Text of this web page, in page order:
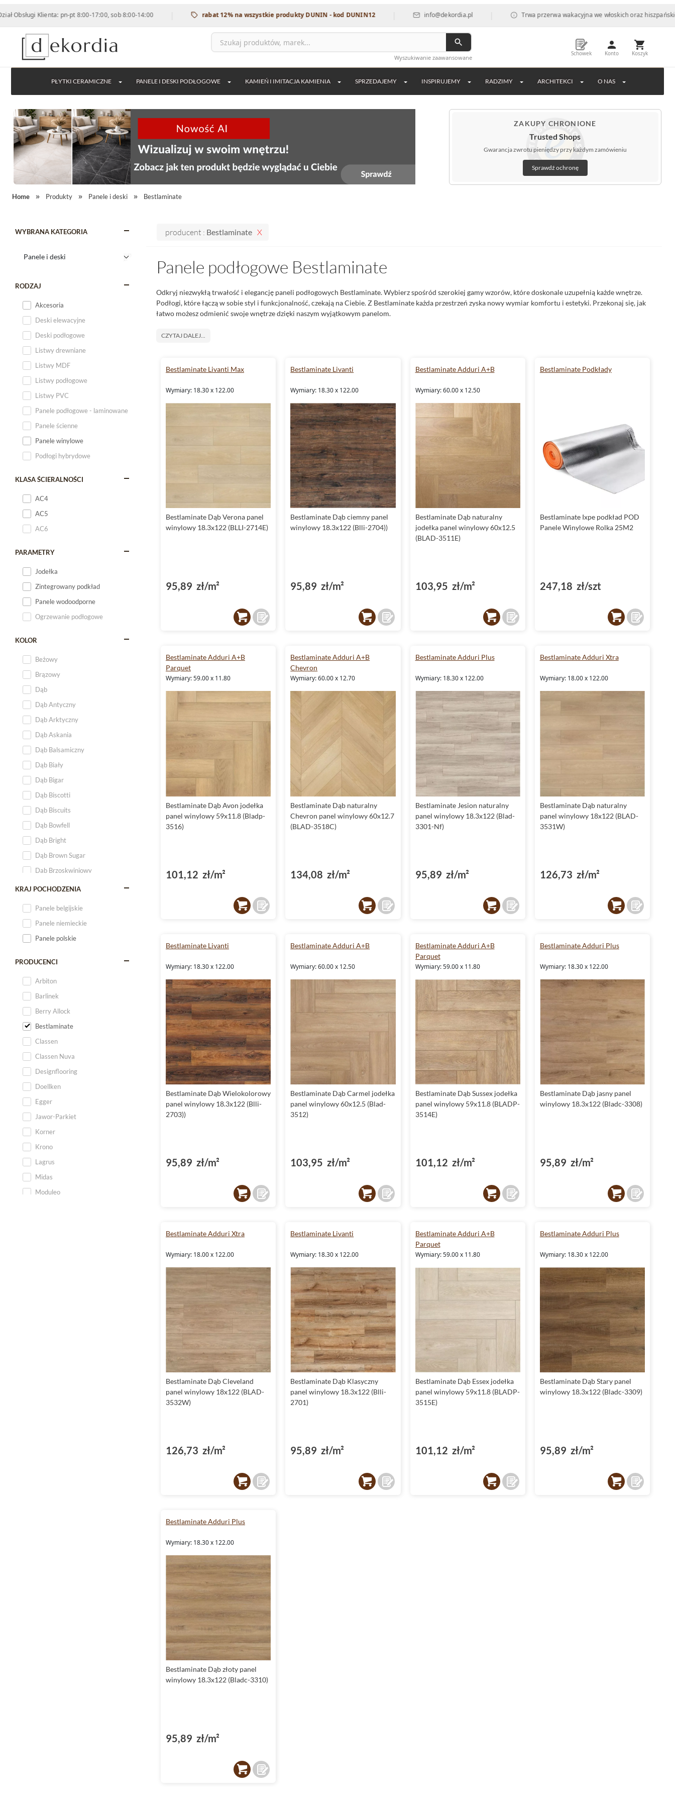
Klienta: pn-pt 8:00-17:00, sob 8:00-14:00 | rabat 12% na wszystkie produkty DUNIN - kod DUNIN12 | info@dekordia.pl | Trwa przerwa wakacyjna we włoskich oraz hiszpańskich
Wyszukiwanie zaawansowane
Schowek Konto Koszyk
PŁYTKI CERAMICZNE PANELE I DESKI PODŁOGOWE KAMIEŃ I IMITACJA KAMIENIA SPRZEDAJEMY INSPIRUJEMY RADZIMY ARCHITEKCI O NAS
ZAKUPY CHRONIONE
Trusted Shops
Gwarancja zwrotu pieniędzy przy każdym zamówieniu
Sprawdź ochronę
Home Produkty Panele i deski Bestlaminate
WYBRANA KATEGORIA
RODZAJ
Akcesoria
Deski elewacyjne
Deski podłogowe
Listwy drewniane
Listwy MDF
Listwy podłogowe
Listwy PVC
Panele podłogowe - laminowane
Panele ścienne
Panele winylowe
Podłogi hybrydowe
KLASA ŚCIERALNOŚCI
AC4
AC5
AC6
PARAMETRY
Jodełka
Zintegrowany podkład
Panele wodoodporne
Ogrzewanie podłogowe
KOLOR
Beżowy
Brązowy
Dąb
Dąb Antyczny
Dąb Arktyczny
Dąb Askania
Dąb Balsamiczny
Dąb Biały
Dąb Bigar
Dąb Biscotti
Dąb Biscuits
Dąb Bowfell
Dąb Bright
Dąb Brown Sugar
Dąb Brzoskwiniowy
Dąb Cappuccino
Dąb Jedwabny
KRAJ POCHODZENIA
Panele belgijskie
Panele niemieckie
Panele polskie
PRODUCENCI
Arbiton
Barlinek
Berry Allock
Bestlaminate
Classen
Classen Nuva
Designflooring
Doellken
Egger
Jawor-Parkiet
Korner
Krono
Lagrus
Midas
Moduleo
producent : Bestlaminate
Panele podłogowe Bestlaminate
Odkryj niezwykłą trwałość i elegancję paneli podłogowych Bestlaminate. Wybierz spośród szerokiej gamy wzorów, które doskonale uzupełnią każde wnętrze.
Podłogi, które łączą w sobie styl i funkcjonalność, czekają na Ciebie. Z Bestlaminate każda przestrzeń zyska nowy wymiar komfortu i estetyki. Przekonaj się, jak
łatwo możesz odmienić swoje wnętrze dzięki naszym wyjątkowym panelom.
CZYTAJ DALEJ...
Bestlaminate Livanti Max
Wymiary: 18.30 x 122.00
Bestlaminate Dąb Verona panel
winylowy 18.3x122 (BLLI-2714E)
95,89 zł/m²
Bestlaminate Livanti
Wymiary: 18.30 x 122.00
Bestlaminate Dąb ciemny panel
winylowy 18.3x122 (Blli-2704))
95,89 zł/m²
Bestlaminate Adduri A+B
Wymiary: 60.00 x 12.50
Bestlaminate Dąb naturalny
jodełka panel winylowy 60x12.5
(BLAD-3511E)
103,95 zł/m²
Bestlaminate Podkłady
Bestlaminate Ixpe podkład POD
Panele Winylowe Rolka 25M2
247,18 zł/szt
Bestlaminate Adduri A+B
Parquet
Wymiary: 59.00 x 11.80
Bestlaminate Dąb Avon jodełka
panel winylowy 59x11.8 (Bladp-
3516)
101,12 zł/m²
Bestlaminate Adduri A+B
Chevron
Wymiary: 60.00 x 12.70
Bestlaminate Dąb naturalny
Chevron panel winylowy 60x12.7
(BLAD-3518C)
134,08 zł/m²
Bestlaminate Adduri Plus
Wymiary: 18.30 x 122.00
Bestlaminate Jesion naturalny
panel winylowy 18.3x122 (Blad-
3301-Nf)
95,89 zł/m²
Bestlaminate Adduri Xtra
Wymiary: 18.00 x 122.00
Bestlaminate Dąb naturalny
panel winylowy 18x122 (BLAD-
3531W)
126,73 zł/m²
Bestlaminate Livanti
Wymiary: 18.30 x 122.00
Bestlaminate Dąb Wielokolorowy
panel winylowy 18.3x122 (Blli-
2703))
95,89 zł/m²
Bestlaminate Adduri A+B
Wymiary: 60.00 x 12.50
Bestlaminate Dąb Carmel jodełka
panel winylowy 60x12.5 (Blad-
3512)
103,95 zł/m²
Bestlaminate Adduri A+B
Parquet
Wymiary: 59.00 x 11.80
Bestlaminate Dąb Sussex jodełka
panel winylowy 59x11.8 (BLADP-
3514E)
101,12 zł/m²
Bestlaminate Adduri Plus
Wymiary: 18.30 x 122.00
Bestlaminate Dąb jasny panel
winylowy 18.3x122 (Bladc-3308)
95,89 zł/m²
Bestlaminate Adduri Xtra
Wymiary: 18.00 x 122.00
Bestlaminate Dąb Cleveland
panel winylowy 18x122 (BLAD-
3532W)
126,73 zł/m²
Bestlaminate Livanti
Wymiary: 18.30 x 122.00
Bestlaminate Dąb Klasyczny
panel winylowy 18.3x122 (Blli-
2701)
95,89 zł/m²
Bestlaminate Adduri A+B
Parquet
Wymiary: 59.00 x 11.80
Bestlaminate Dąb Essex jodełka
panel winylowy 59x11.8 (BLADP-
3515E)
101,12 zł/m²
Bestlaminate Adduri Plus
Wymiary: 18.30 x 122.00
Bestlaminate Dąb Stary panel
winylowy 18.3x122 (Bladc-3309)
95,89 zł/m²
Bestlaminate Adduri Plus
Wymiary: 18.30 x 122.00
Bestlaminate Dąb złoty panel
winylowy 18.3x122 (Bladc-3310)
95,89 zł/m²